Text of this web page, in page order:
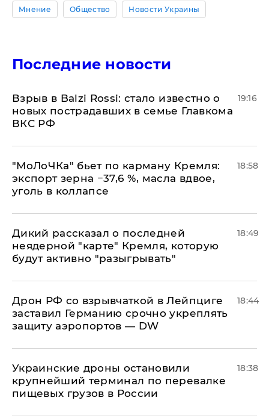
Мнение Общество Новости Украины
Последние новости
Взрыв в Balzi Rossi: стало известно о
новых пострадавших в семье Главкома
ВКС РФ
19:16
​"МоЛоЧКа" бьет по карману Кремля:
экспорт зерна −37,6 %, масла вдвое,
уголь в коллапсе
18:58
Дикий рассказал о последней
неядерной "карте" Кремля, которую
будут активно "разыгрывать"
18:49
​Дрон РФ со взрывчаткой в Лейпциге
заставил Германию срочно укреплять
защиту аэропортов — DW
18:44
Украинские дроны остановили
крупнейший терминал по перевалке
пищевых грузов в России
18:38